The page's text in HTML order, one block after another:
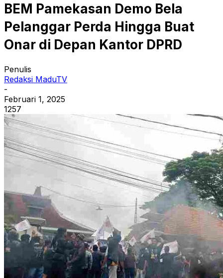
BEM Pamekasan Demo Bela
Pelanggar Perda Hingga Buat
Onar di Depan Kantor DPRD
Penulis
Redaksi MaduTV
-
Februari 1, 2025
1257